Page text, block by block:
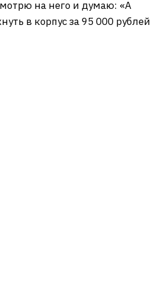
на него и думаю: «А
в корпус за 95 000 рублей